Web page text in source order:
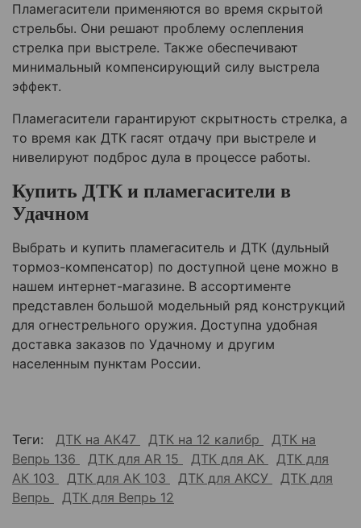
Пламегасители применяются во время скрытой
стрельбы. Они решают проблему ослепления
стрелка при выстреле. Также обеспечивают
минимальный компенсирующий силу выстрела
эффект.
Пламегасители гарантируют скрытность стрелка, а
то время как ДТК гасят отдачу при выстреле и
нивелируют подброс дула в процессе работы.
Купить ДТК и пламегасители в
Удачном
Выбрать и купить пламегаситель и ДТК (дульный
тормоз-компенсатор) по доступной цене можно в
нашем интернет-магазине. В ассортименте
представлен большой модельный ряд конструкций
для огнестрельного оружия. Доступна удобная
доставка заказов по Удачному и другим
населенным пунктам России.
Теги: ДТК на АК47 ДТК на 12 калибр
ДТК на
Вепрь 136
ДТК для AR 15 ДТК для АК
ДТК для
АК 103
ДТК для АК 103 ДТК для АКСУ
ДТК для
Вепрь
ДТК для Вепрь 12